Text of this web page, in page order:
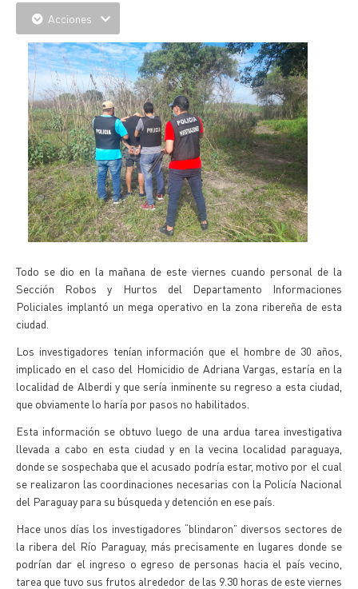
Acciones
Todo se dio en la mañana de este viernes cuando personal de la
Sección Robos y Hurtos del Departamento Informaciones
Policiales implantó un mega operativo en la zona ribereña de esta
ciudad.
Los investigadores tenían información que el hombre de 30 años,
implicado en el caso del Homicidio de Adriana Vargas, estaría en la
localidad de Alberdi y que sería inminente su regreso a esta ciudad,
que obviamente lo haría por pasos no habilitados.
Esta información se obtuvo luego de una ardua tarea investigativa
llevada a cabo en esta ciudad y en la vecina localidad paraguaya,
donde se sospechaba que el acusado podría estar, motivo por el cual
se realizaron las coordinaciones necesarias con la Policía Nacional
del Paraguay para su búsqueda y detención en ese país.
Hace unos días los investigadores “blindaron” diversos sectores de
la ribera del Río Paraguay, más precisamente en lugares donde se
podrían dar el ingreso o egreso de personas hacia el país vecino,
tarea que tuvo sus frutos alrededor de las 9.30 horas de este viernes